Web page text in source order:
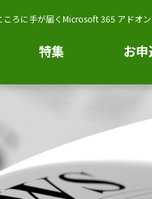
ころに手が届くMicrosoft 365 アドオ
特集 お